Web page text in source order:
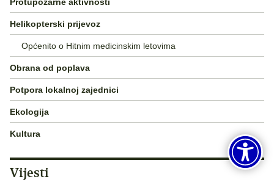
Helikopterski prijevoz
Općenito o Hitnim medicinskim letovima
Obrana od poplava
Potpora lokalnoj zajednici
Ekologija
Kultura
Vijesti